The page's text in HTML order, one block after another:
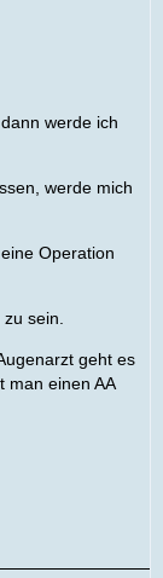
werde ich
werde mich
Operation
sein.
geht es
man einen AA